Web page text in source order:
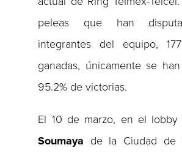
peleas que han
integrantes del equipo,
ganadas, únicamente se
95.2% de victorias.
El 10 de marzo, en el lobby
Soumaya de la Ciudad de